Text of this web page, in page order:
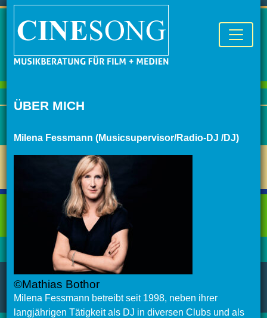
ÜBER MICH
Milena Fessmann (Musicsupervisor/Radio-DJ /DJ)
©Mathias Bothor
Milena Fessmann betreibt seit 1998, neben ihrer
langjährigen Tätigkeit als DJ in diversen Clubs und als